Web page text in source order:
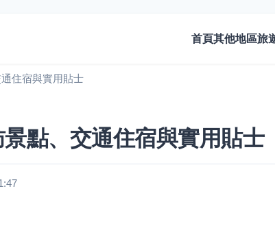
首頁其他地區旅
住宿與實用貼士
點、交通住宿與實用貼士